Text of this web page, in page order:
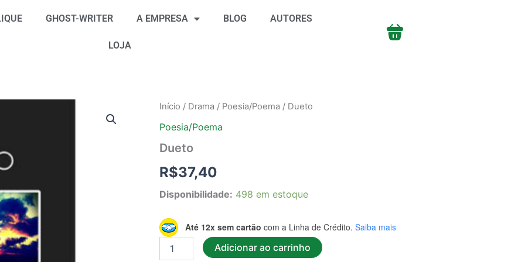
GHOST-WRITER A EMPRESA BLOG AUTORES
LOJA
Início / Drama / Poesia/Poema / Dueto
Poesia/Poema
Dueto
R$37,40
Disponibilidade: 498 em estoque
Até 12x sem cartão com a Linha de Crédito. Saiba mais
Dueto
Adicionar ao carrinho